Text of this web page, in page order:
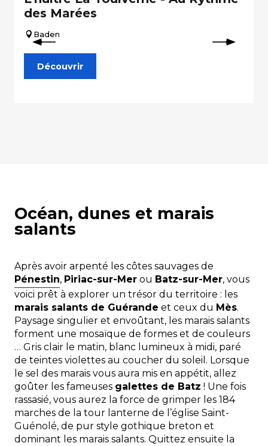
des Marées
Baden
Découvrir
Océan, dunes et marais
salants
Après avoir arpenté les côtes sauvages de
Pénestin, Piriac-sur-Mer ou Batz-sur-Mer, vous
voici prêt à explorer un trésor du territoire : les
marais salants de Guérande et ceux du Mès.
Paysage singulier et envoûtant, les marais salants
forment une mosaïque de formes et de couleurs
… Gris clair le matin, blanc lumineux à midi, paré
de teintes violettes au coucher du soleil. Lorsque
le sel des marais vous aura mis en appétit, allez
goûter les fameuses galettes de Batz ! Une fois
rassasié, vous aurez la force de grimper les 184
marches de la tour lanterne de l’église Saint-
Guénolé, de pur style gothique breton et
dominant les marais salants. Quittez ensuite la